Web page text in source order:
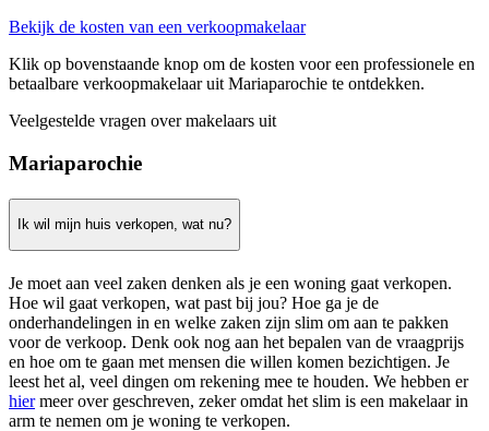
Bekijk de kosten van een verkoopmakelaar
Klik op bovenstaande knop om de kosten voor een professionele en
betaalbare verkoopmakelaar uit Mariaparochie te ontdekken.
Veelgestelde vragen over makelaars uit
Mariaparochie
Ik wil mijn huis verkopen, wat nu?
Je moet aan veel zaken denken als je een woning gaat verkopen.
Hoe wil gaat verkopen, wat past bij jou? Hoe ga je de
onderhandelingen in en welke zaken zijn slim om aan te pakken
voor de verkoop. Denk ook nog aan het bepalen van de vraagprijs
en hoe om te gaan met mensen die willen komen bezichtigen. Je
leest het al, veel dingen om rekening mee te houden. We hebben er
hiermeer over geschreven, zeker omdat het slim is een makelaar in
arm te nemen om je woning te verkopen.